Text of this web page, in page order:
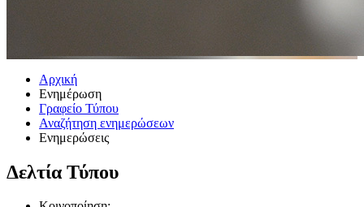
Αρχική
Ενημέρωση
Γραφείο Τύπου
Αναζήτηση ενημερώσεων
Ενημερώσεις
Δελτία Τύπου